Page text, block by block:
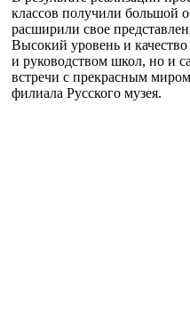
классов получили большой
расширили свое
Высокий уровень и
и руководством школ, но и
встречи с прекрасным
филиала Русского музея.